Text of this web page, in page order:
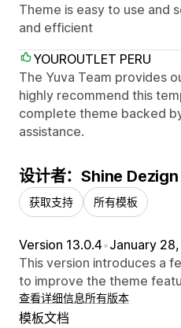
Theme is easy to use and
and efficient
YOUROUTLET PERU
The Yuva Team provides
highly recommend this
complete theme backed
assistance.
设计者：Shine
获取支持 所有模板
Version 13.0.4•January
This version introduces a
to improve the theme
查看详细信息所有版本
模板文档